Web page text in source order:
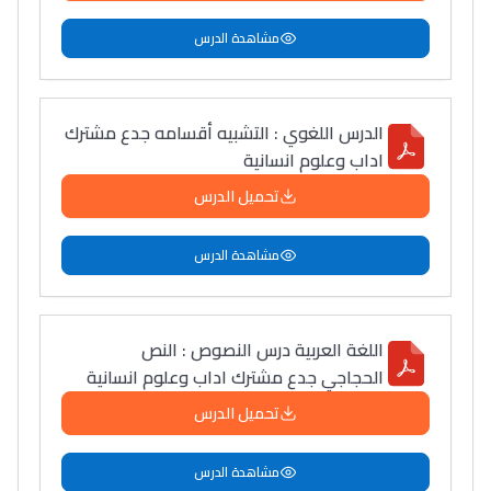
النحت اللي كيحلم يحيي
أكادير أوفلا
سقطت فالباك و سنة
2011 بدّلاتني بزّاف، مسار
إلياس أريدال، إطار
فمنظّمة دولية
مهنة التّرجمة، العمل
التّطوّعي، التّشبيك و
أشياء أخرى مع مامودو
سامورا
الطولي، ملاك البردع
كتحكي على تجربتها
فالرّياضة و الدّراسة
مشاهدة الدرس
الدرس اللغوي : التشبيه أقسامه جدع مشترك
اداب وعلوم انسانية
تحميل الدرس
مشاهدة الدرس
اللغة العربية درس النصوص : النص
الحجاجي جدع مشترك اداب وعلوم انسانية
تحميل الدرس
مشاهدة الدرس